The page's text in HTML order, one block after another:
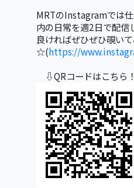
MRTのInstagramでは
内の日常を週2日で配信
良ければぜひぜひ覗い
☆(https://
⇩QRコードはこち